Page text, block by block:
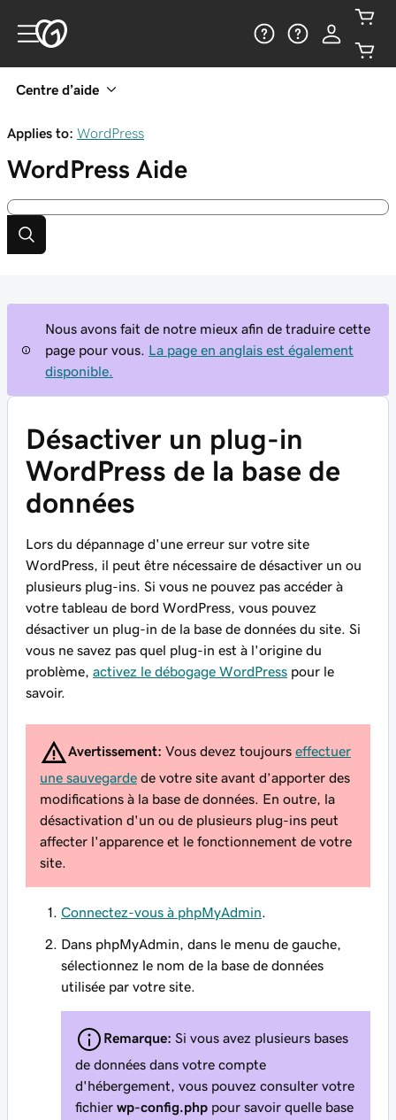
Centre d’aide
Applies to: WordPress
WordPress Aide
Nous avons fait de notre mieux afin de traduire cette
page pour vous.
La page en anglais est également
disponible.
Désactiver un plug-in
WordPress de la base de
données
Lors du dépannage d'une erreur sur votre site
WordPress, il peut être nécessaire de désactiver un ou
plusieurs plug-ins. Si vous ne pouvez pas accéder à
votre tableau de bord WordPress, vous pouvez
désactiver un plug-in de la base de données du site. Si
vous ne savez pas quel plug-in est à l'origine du
problème, activez le débogage WordPress pour le
savoir.
Avertissement: Vous devez toujours effectuer
une sauvegarde de votre site avant d’apporter des
modifications à la base de données. En outre, la
désactivation d'un ou de plusieurs plug-ins peut
affecter l'apparence et le fonctionnement de votre
site.
Connectez-vous à phpMyAdmin
Dans phpMyAdmin, dans le menu de gauche,
sélectionnez le nom de la base de données
utilisée par votre site.
Remarque: Si vous avez plusieurs bases
de données dans votre compte
d'hébergement, vous pouvez consulter votre
fichier wp-config.php pour savoir quelle base